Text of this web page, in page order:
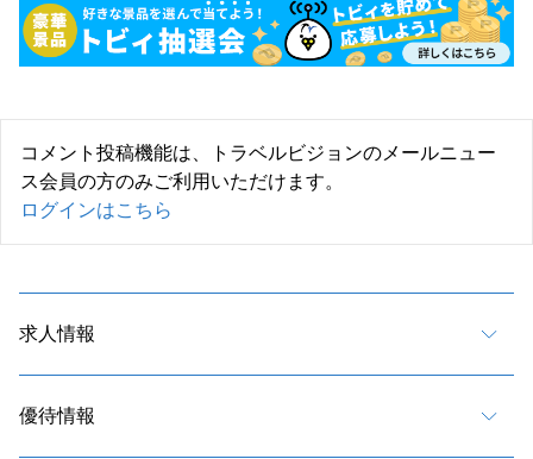
コメント投稿機能は、トラベルビジョンのメールニュー
ス会員の方のみご利用いただけます。
ログインはこちら
求人情報
優待情報